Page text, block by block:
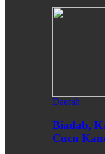
Daerah
Biadab,
Cucu